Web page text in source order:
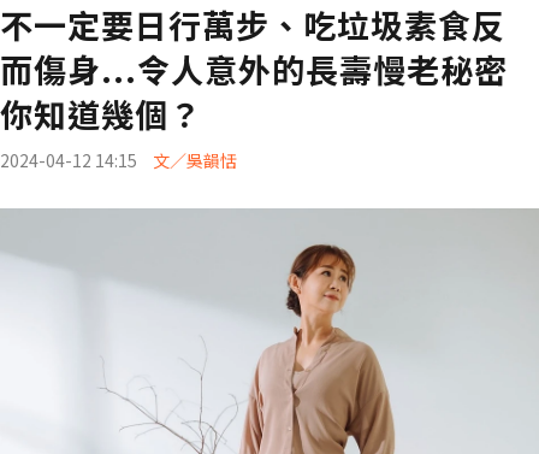
不一定要日行萬步、吃垃圾素食反
而傷身...令人意外的長壽慢老秘密
你知道幾個？
2024-04-12 14:15 文／吳韻恬